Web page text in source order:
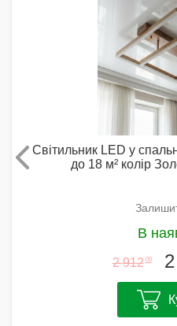
Світильник LED у
до 18 м² колір
В
2 912 00